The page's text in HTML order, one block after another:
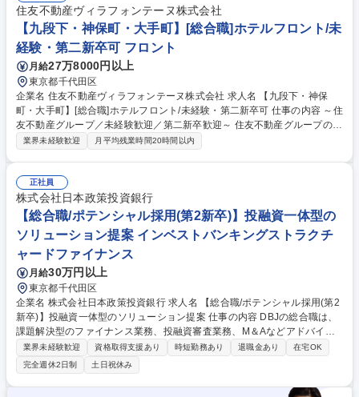
迎！【フロントエンドエンジニア】JavaScript/CSS/HTML
住友不動産ヴィラフォンテーヌ株式会社
【九段下・神保町・大手町】[総合職]ホテルフロント/未
経験・第二新卒可 フロント
月給27万8000円以上
東京都千代田区
企業名 住友不動産ヴィラフォンテーヌ株式会社 求人名 【九段下・神保
町・大手町】[総合職]ホテルフロント/未経験・第二新卒可 仕事の内容 ～住
友不動産グループ／未経験歓迎／第二新卒歓迎～ 住友不動産グループの当
社でホテルフロント業務をお任せします。総合職採用のため、住友不動産
営業務全般をお任せします。 ・チェックイン・チェックアウト対応業務
・予約受付、問い合わせ、お客様要望への対応業務 ・請求書等の事務処理
業務 ・稼動・売上管理、客室対応、安全管理等の業務 募集職種 【九段
下・神保町・大手町】[総合職]ホテルフロント/未経験・第二新卒可
業界未経験歓迎 月平均残業時間20時間以内
正社員
株式会社日本政策投資銀行
【総合職/ポテンシャル採用(第2新卒)】投融資一体型の
ソリューション提案 インベストバンキングストラクチ
ャードファイナンス
月給30万円以上
東京都千代田区
企業名 株式会社日本政策投資銀行 求人名 【総合職/ポテンシャル採用(第2
新卒)】投融資一体型のソリューション提案 仕事の内容 DBJの総合職は、
課題解決型のファイナンス業務、投融資審査業務、M＆Aなどアドバイザ
リー業務、地域戦略企画業務など、多様な業務に精通し、複数の専門性を
掛け合わせて広く社会に貢献していく職種です。 入社後は、横断的なロー
テーションを経て適性や専門性に応じたキャリアを形成していただきま
す。総合職として入社いただき、下記いずれかの部門でご活躍いただきま
業界未経験歓迎 資格取得支援あり 時短勤務あり 退職金あり
在宅OK
完全週休2日制
土日祝休み